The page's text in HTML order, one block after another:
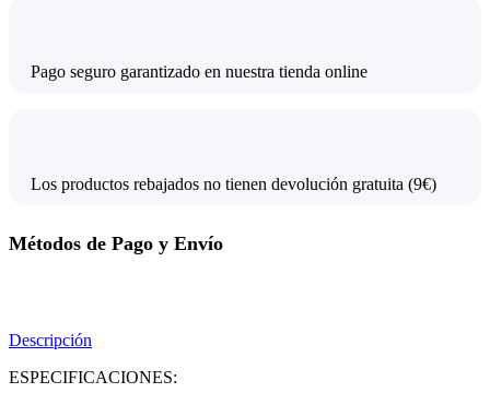
Pago seguro garantizado en nuestra tienda online
Los productos rebajados no tienen devolución gratuita (9€)
Métodos de Pago y Envío
Descripción
ESPECIFICACIONES: